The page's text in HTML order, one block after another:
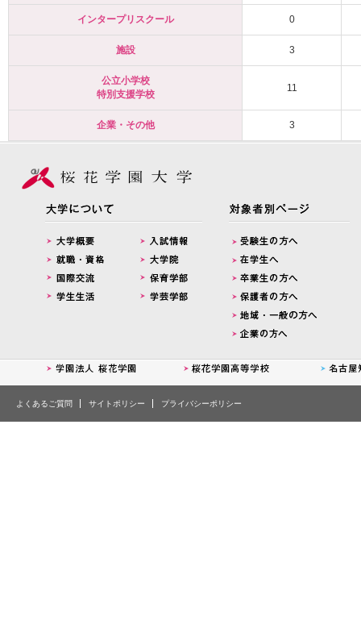
インタープリスクール 0
施設 3
公立小学校
特別支援学校
11
企業・その他 3
よくあるご質問 サイトポリシー プライバシーポリシー